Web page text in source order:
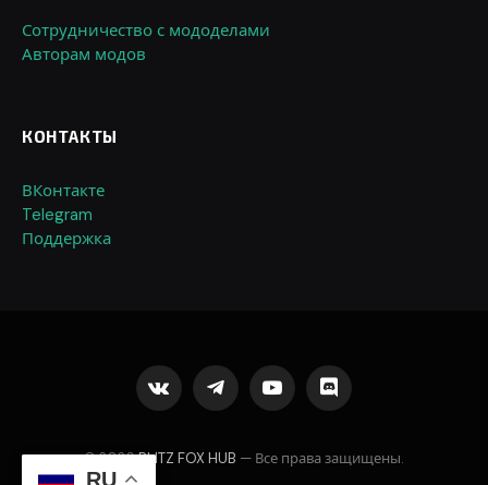
Сотрудничество с мододелами
Авторам модов
КОНТАКТЫ
ВКонтакте
Telegram
Поддержка
VKontakteTelegramYouTubeDiscord
© 2026BLITZ FOX HUB — Все права защищены.
RU